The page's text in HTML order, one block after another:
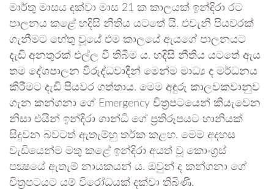
මාර්තු මාසය දක්වා මාස 21 ක කාලයක් ඉන්දිරා රට
පාලනය කළේ හදිසි නීතිය යටතේ යි. එවැනි පියවරක්
ගැනීමට හේතු වූයේ එම කාලයේ ඇයගේ පාලනයට
දැඩි අනතුරක් එල්ල වී තිබීම ය. හදිසි නීතිය යටතේ ඇය
තම දේශපාලන විරුද්ධවාදීන් මෙන්ම මාධ්‍ය ද මර්ධනය
කිරීමට දැඩි පියවර ගත්තාය. මෙම අඳුරු කාලවකවානුව
ගැන කන්ගනා ගේ Emergency චිත්‍රපටයෙන් කියැවෙන
නිසා එයින් ඉන්දිරා ගාන්ධි ගේ ප්‍රතිරූපයට හානියක්
සිදුවන බවටත් ඇතැම්හු තර්ක කළහ. මෙම අදහස
වැඩියෙන්ම මතු කළේ ඉන්දිරා අයත් වූ කොංග්‍රස්
පක්‍ෂයේ ඇතැම් නායකයන් ය. ඔවුන් ද කන්ගනා ගේ
චිත්‍රපටයට යම් විරෝධයක් දක්වා තිබිණි.